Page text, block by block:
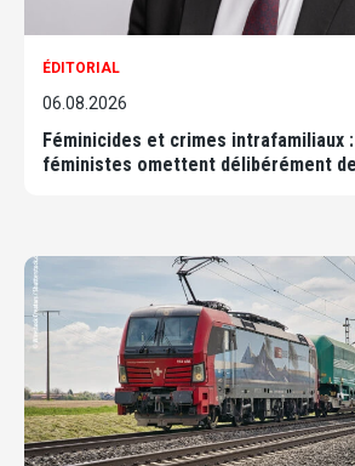
ÉDITORIAL
06.08.2026
Féminicides et crimes intrafamiliaux
féministes omettent délibérément